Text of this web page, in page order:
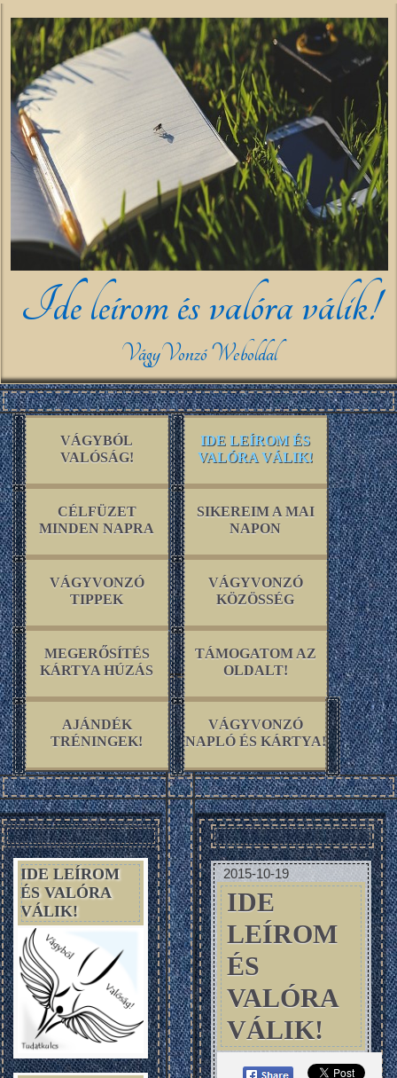
Ide leírom és valóra válik!
VágyVonzó Weboldal
VÁGYBÓL
VALÓSÁG!
IDE LEÍROM ÉS
VALÓRA VÁLIK!
CÉLFÜZET
MINDEN NAPRA
SIKEREIM A MAI
NAPON
VÁGYVONZÓ
TIPPEK
VÁGYVONZÓ
KÖZÖSSÉG
MEGERŐSÍTÉS
KÁRTYA HÚZÁS
TÁMOGATOM AZ
OLDALT!
AJÁNDÉK
TRÉNINGEK!
VÁGYVONZÓ
NAPLÓ ÉS KÁRTYA!
IDE LEÍROM
ÉS VALÓRA
VÁLIK!
2015-10-19
IDE
LEÍROM
ÉS
VALÓRA
VÁLIK!